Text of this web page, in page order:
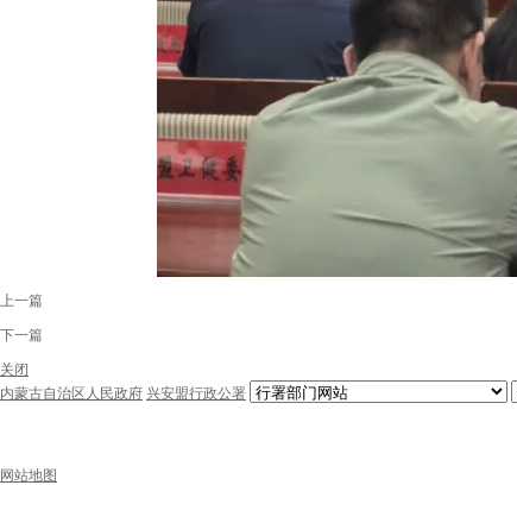
上一篇
下一篇
关闭
内蒙古自治区人民政府 兴安盟行政公署
网站地图